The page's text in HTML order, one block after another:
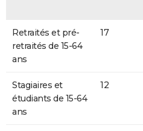
Retraités et pré-
retraités de 15-64
ans
17
Stagiaires et
étudiants de 15-64
ans
12